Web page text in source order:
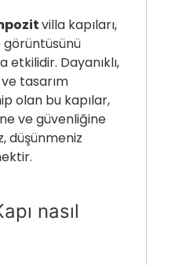
villa kapıları,
görüntüsünü
etkilidir. Dayanıklı,
tasarım
olan bu kapılar,
ve güvenliğine
düşünmeniz
nasıl